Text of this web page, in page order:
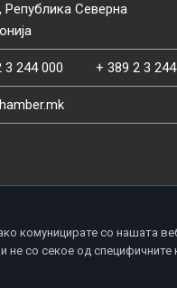
Република Северна
3 244 000 + 389 2 3
комуницирате со нашата
не со секое од